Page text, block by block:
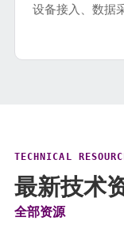
设备接入、数据
TECHNICAL
最新技术
全部资源